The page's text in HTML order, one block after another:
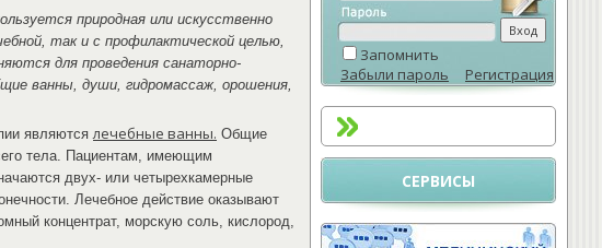
Запомнить
Забыли пароль
Регистрация
СЕРВИСЫ
природная или искусственно
так и с профилактической целью,
для проведения санаторно-
ванны, души, гидромассаж, орошения,
являютсялечебные ванны. Общие
тела. Пациентам, имеющим
двух- или четырехкамерные
Лечебное действие оказывают
концентрат, морскую соль, кислород,